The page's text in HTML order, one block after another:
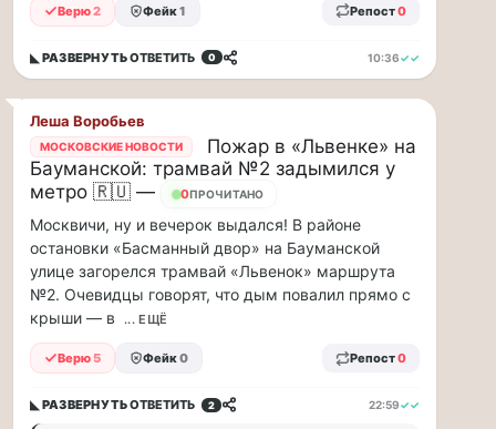
Я
считаю,
что
тепрь
нам
должны
заправщики
чаевые
давать,
потому,
что
с
такими
ценами
и
проблемами,
в
Верю2 Фейк1 Репост0
◣ РАЗВЕРНУТЬОТВЕТИТЬ 0 10:36✓✓
Леша Воробьев
МОСКОВСКИЕ НОВОСТИ
Пожар в «Львенке» на
Бауманской: трамвай №2 задымился у
метро 🇷🇺 —
13ПРОЧИТАНО
Москвичи, ну и вечерок выдался! В районе
остановки «Басманный двор» на Бауманской
улице загорелся трамвай «Львенок» маршрута
№2. Очевидцы говорят, что дым повалил прямо с
крыши — в
... ЕЩЁ
Верю 5 Фейк0 Репост0
◣ РАЗВЕРНУТЬОТВЕТИТЬ 2 22:59✓✓